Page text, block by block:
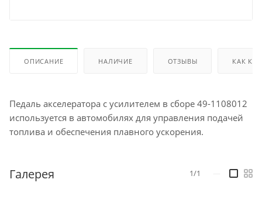
ОПИСАНИЕ НАЛИЧИЕ ОТЗЫВЫ КАК
Педаль акселератора с усилителем в сборе 49-1108012
используется в автомобилях для управления подачей
топлива и обеспечения плавного ускорения.
Галерея 1/1